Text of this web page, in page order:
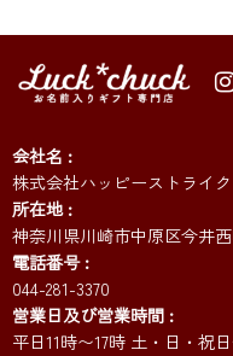
会社名
株式会社ハッピーストライク
所在地
神奈川県川崎市中原区今井
電話番号
044-281-3370
営業日及び営業時間
平日11時〜17時 土・日・祝